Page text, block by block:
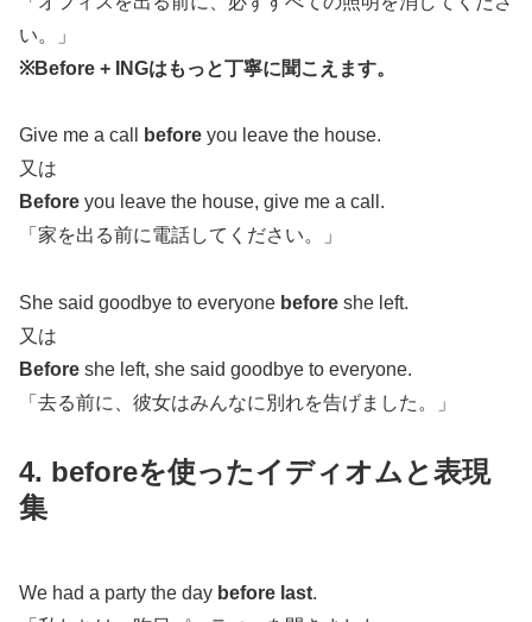
い。」
※Before + INGはもっと丁寧に聞こえます。
Give me a call before you leave the house.
又は
Before you leave the house, give me a call.
「家を出る前に電話してください。」
She said goodbye to everyone before she left.
又は
Before she left, she said goodbye to everyone.
「去る前に、彼女はみんなに別れを告げました。」
4. beforeを使ったイディオムと表現
集
We had a party the day before last.